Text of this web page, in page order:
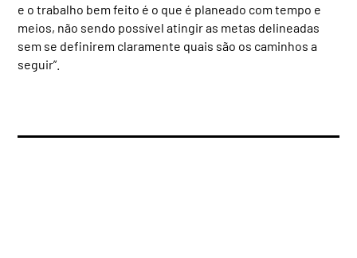
e o trabalho bem feito é o que é planeado com tempo e
meios, não sendo possível atingir as metas delineadas
sem se definirem claramente quais são os caminhos a
seguir”.